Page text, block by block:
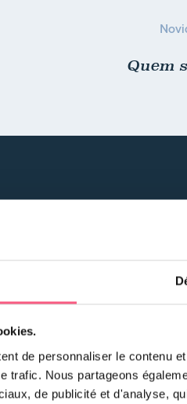
de personnaliser le contenu
trafic. Nous partageons
de publicité et d'analyse,
Quem
Témoignages